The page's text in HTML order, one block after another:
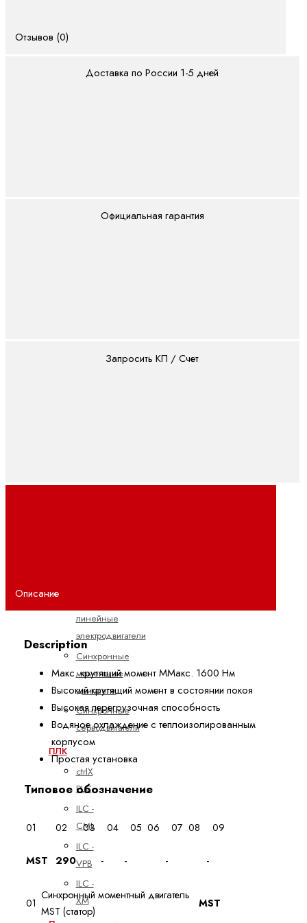
Встроенные
Асинхронные
линейные
электродвигатели
Синхронные
моментные
двигатели
Синхронные
серводвигатели
ПЛК
ctrlX
PLC
ILC -
CML
ILC -
VPB
ILC -
XM
Отзывов (0)
Доставка по России 1-5 дней
Официальная гарантия
Запросить КП / Счет
Описание
Description
Макс. крутящий момент MМакс. 1600 Нм
Высокий крутящий момент в состоянии покоя
Высокая перегрузочная способность
Водяное охлаждение с теплоизолированным
корпусом
Простая установка
Типовое обозначение
01 02 03 04 05 06 07 08 09
MST 290 - - - -
01
Синхронный моментный двигатель
MST (статор)
MST